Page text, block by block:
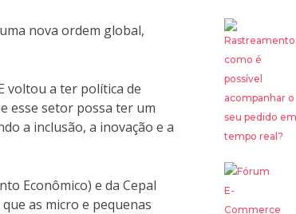
nova ordem global,
voltou a ter política de
esse setor possa ter um
a inclusão, a inovação e a
Econômico) e da Cepal
as micro e pequenas